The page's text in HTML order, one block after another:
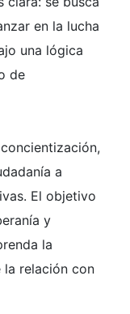
en la lucha
una lógica
de
a
El objetivo
y
la
relación con